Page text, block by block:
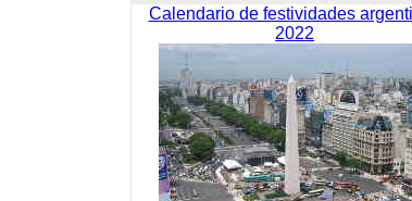
Calendario de festividades
2022